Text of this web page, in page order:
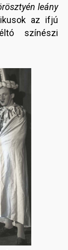
leány
az ifjú
színészi